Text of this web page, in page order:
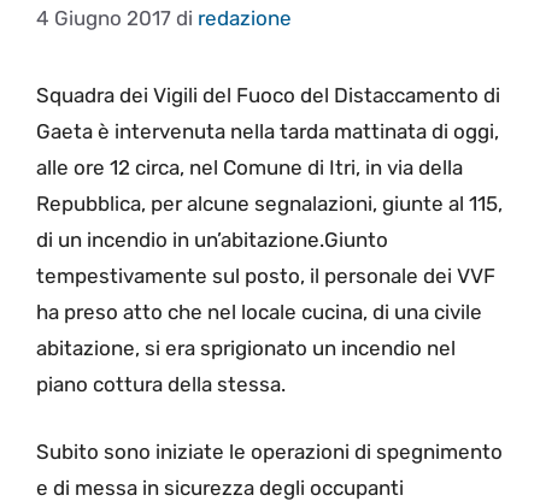
4 Giugno 2017 di redazione
Squadra dei Vigili del Fuoco del Distaccamento di
Gaeta è intervenuta nella tarda mattinata di oggi,
alle ore 12 circa, nel Comune di Itri, in via della
Repubblica, per alcune segnalazioni, giunte al 115,
di un incendio in un’abitazione.Giunto
tempestivamente sul posto, il personale dei VVF
ha preso atto che nel locale cucina, di una civile
abitazione, si era sprigionato un incendio nel
piano cottura della stessa.
Subito sono iniziate le operazioni di spegnimento
e di messa in sicurezza degli occupanti